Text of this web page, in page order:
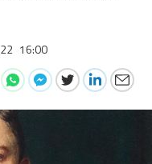
16:00